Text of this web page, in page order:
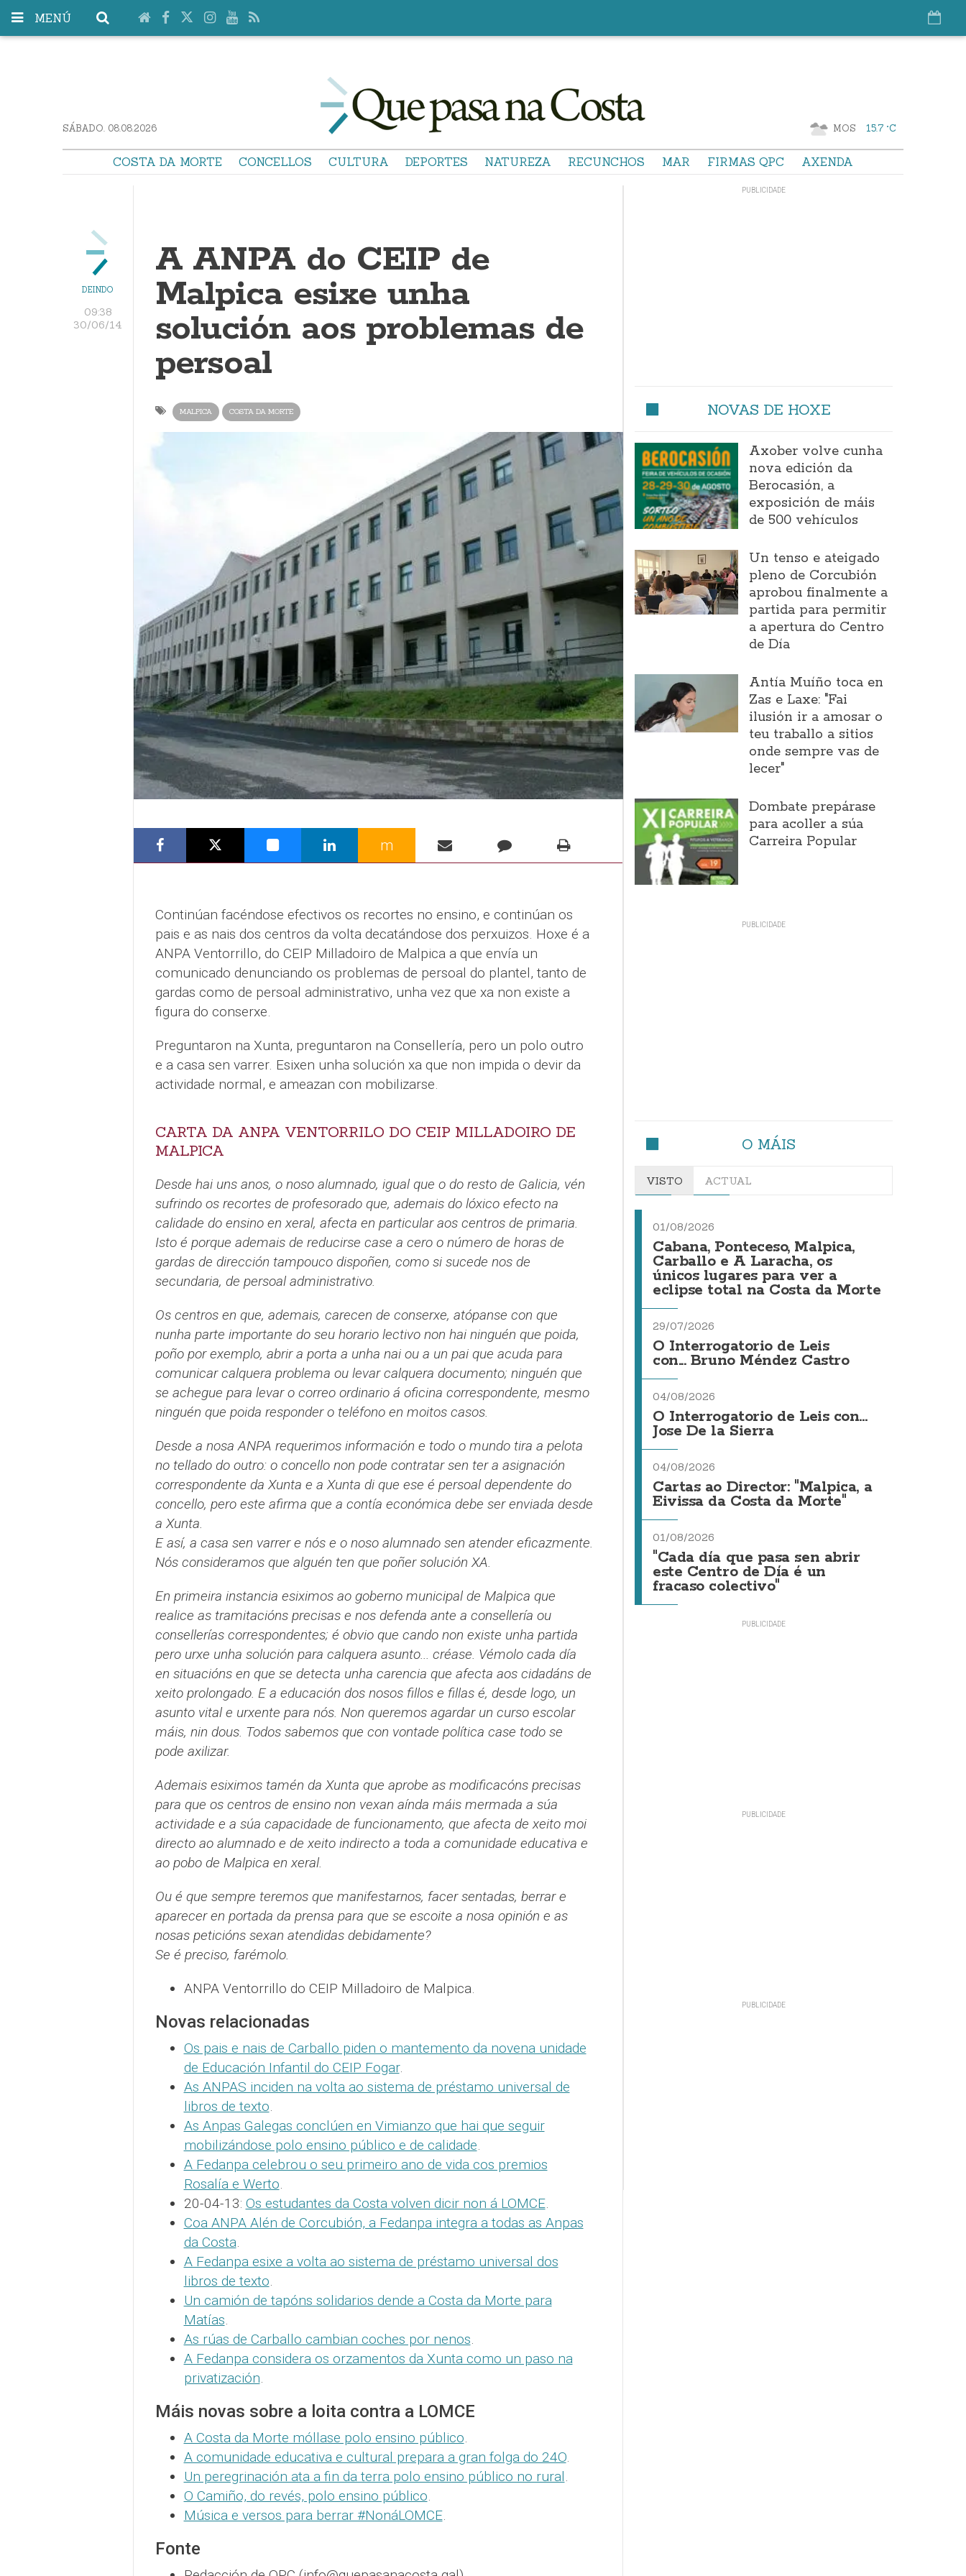
MENÚ
SÁBADO. 08.08.2026 MOS 15.7 °C
COSTA DA MORTE CONCELLOS CULTURA DEPORTES NATUREZA RECUNCHOS MAR FIRMAS QPC AXENDA
DEINDO
09:38
30/06/14
A ANPA do CEIP de
Malpica esixe unha
solución aos problemas de
persoal
MALPICA COSTA DA MORTE
m
Continúan facéndose efectivos os recortes no ensino, e continúan os
pais e as nais dos centros da volta decatándose dos perxuizos. Hoxe é a
ANPA Ventorrillo, do CEIP Milladoiro de Malpica a que envía un
comunicado denunciando os problemas de persoal do plantel, tanto de
gardas como de persoal administrativo, unha vez que xa non existe a
figura do conserxe.
Preguntaron na Xunta, preguntaron na Consellería, pero un polo outro
e a casa sen varrer. Esixen unha solución xa que non impida o devir da
actividade normal, e ameazan con mobilizarse.
CARTA DA ANPA VENTORRILO DO CEIP MILLADOIRO DE
MALPICA
Desde hai uns anos, o noso alumnado, igual que o do resto de Galicia, vén
sufrindo os recortes de profesorado que, ademais do lóxico efecto na
calidade do ensino en xeral, afecta en particular aos centros de primaria.
Isto é porque ademais de reducirse case a cero o número de horas de
gardas de dirección tampouco dispoñen, como si sucede nos de
secundaria, de persoal administrativo.
Os centros en que, ademais, carecen de conserxe, atópanse con que
nunha parte importante do seu horario lectivo non hai ninguén que poida,
poño por exemplo, abrir a porta a unha nai ou a un pai que acuda para
comunicar calquera problema ou levar calquera documento; ninguén que
se achegue para levar o correo ordinario á oficina correspondente, mesmo
ninguén que poida responder o teléfono en moitos casos.
Desde a nosa ANPA requerimos información e todo o mundo tira a pelota
no tellado do outro: o concello non pode contratar sen ter a asignación
correspondente da Xunta e a Xunta di que ese é persoal dependente do
concello, pero este afirma que a contía económica debe ser enviada desde
a Xunta.
E así, a casa sen varrer e nós e o noso alumnado sen atender eficazmente.
Nós consideramos que alguén ten que poñer solución XA.
En primeira instancia esiximos ao goberno municipal de Malpica que
realice as tramitacións precisas e nos defenda ante a consellería ou
consellerías correspondentes; é obvio que cando non existe unha partida
pero urxe unha solución para calquera asunto... créase. Vémolo cada día
en situacións en que se detecta unha carencia que afecta aos cidadáns de
xeito prolongado. E a educación dos nosos fillos e fillas é, desde logo, un
asunto vital e urxente para nós. Non queremos agardar un curso escolar
máis, nin dous. Todos sabemos que con vontade política case todo se
pode axilizar.
Ademais esiximos tamén da Xunta que aprobe as modificacóns precisas
para que os centros de ensino non vexan aínda máis mermada a súa
actividade e a súa capacidade de funcionamento, que afecta de xeito moi
directo ao alumnado e de xeito indirecto a toda a comunidade educativa e
ao pobo de Malpica en xeral.
Ou é que sempre teremos que manifestarnos, facer sentadas, berrar e
aparecer en portada da prensa para que se escoite a nosa opinión e as
nosas peticións sexan atendidas debidamente?
Se é preciso, farémolo.
ANPA Ventorrillo do CEIP Milladoiro de Malpica.
Novas relacionadas
Os pais e nais de Carballo piden o mantemento da novena unidade
de Educación Infantil do CEIP Fogar.
As ANPAS inciden na volta ao sistema de préstamo universal de
libros de texto
As Anpas Galegas conclúen en Vimianzo que hai que seguir
mobilizándose polo ensino público e de calidade
A Fedanpa celebrou o seu primeiro ano de vida cos premios
Rosalía e Werto
20-04-13: Os estudantes da Costa volven dicir non á LOMCE.
Coa ANPA Alén de Corcubión, a Fedanpa integra a todas as Anpas
da Costa
A Fedanpa esixe a volta ao sistema de préstamo universal dos
libros de texto
Un camión de tapóns solidarios dende a Costa da Morte para
Matías
As rúas de Carballo cambian coches por nenos
A Fedanpa considera os orzamentos da Xunta como un paso na
privatización
Máis novas sobre a loita contra a LOMCE
A Costa da Morte móllase polo ensino público
A comunidade educativa e cultural prepara a gran folga do 24O.
Un peregrinación ata a fin da terra polo ensino público no rural
O Camiño, do revés, polo ensino público
Música e versos para berrar #NonáLOMCE.
Fonte
NOVAS DE HOXE
Axober volve cunha
nova edición da
Berocasión, a
exposición de máis
de 500 vehículos
Un tenso e ateigado
pleno de Corcubión
aprobou finalmente a
partida para permitir
a apertura do Centro
de Día
Antía Muíño toca en
Zas e Laxe: "Fai
ilusión ir a amosar o
teu traballo a sitios
onde sempre vas de
lecer"
Dombate prepárase
para acoller a súa
Carreira Popular
O MÁIS
VISTO ACTUAL
01/08/2026
Cabana, Ponteceso, Malpica,
Carballo e A Laracha, os
únicos lugares para ver a
eclipse total na Costa da Morte
29/07/2026
O Interrogatorio de Leis
con... Bruno Méndez Castro
04/08/2026
O Interrogatorio de Leis con...
Jose De la Sierra
04/08/2026
Cartas ao Director: "Malpica, a
Eivissa da Costa da Morte"
01/08/2026
"Cada día que pasa sen abrir
este Centro de Día é un
fracaso colectivo"